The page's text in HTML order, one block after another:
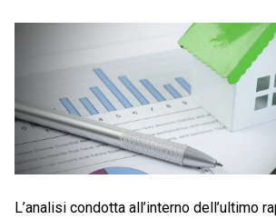
L’analisi condotta all’interno dell’ultimo